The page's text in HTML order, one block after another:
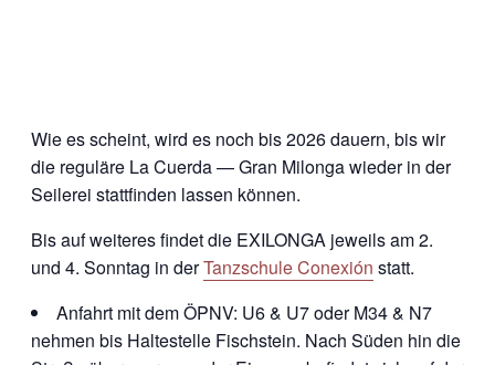
Wie es scheint, wird es noch bis 2026 dauern, bis wir
die reguläre La Cuerda — Gran Milonga wieder in der
Seilerei stattfinden lassen können.
Bis auf weiteres findet die EXILONGA jeweils am 2.
und 4. Sonntag in derTanzschule Conexión statt.
Anfahrt mit dem ÖPNV: U6 & U7 oder M34 & N7
nehmen bis Haltestelle Fischstein. Nach Süden hin die